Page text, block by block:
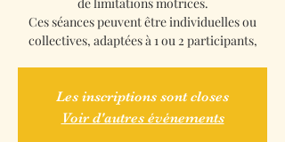
Ces séances peuvent être individuelles ou
collectives, adaptées à 1 ou 2 participants,
Les inscriptions sont closes
Voir d'autres événements